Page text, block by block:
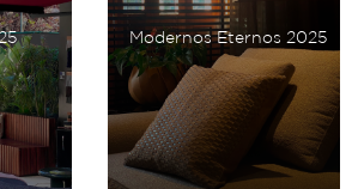
Modernos Eternos 2024